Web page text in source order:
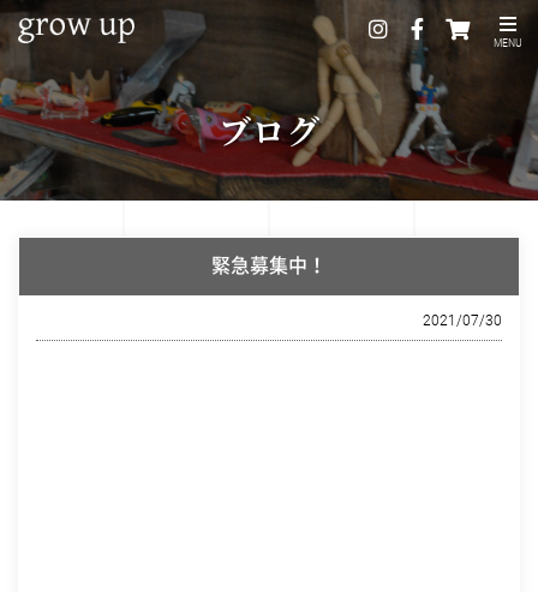
MENU
ブログ
緊急募集中！
2021/07/30